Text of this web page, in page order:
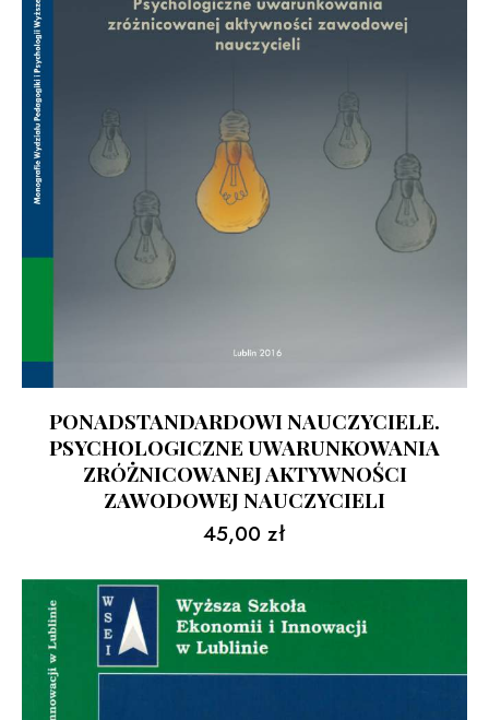
PONADSTANDARDOWI NAUCZYCIELE.
PSYCHOLOGICZNE UWARUNKOWANIA
ZRÓŻNICOWANEJ AKTYWNOŚCI
ZAWODOWEJ NAUCZYCIELI
45,00 zł